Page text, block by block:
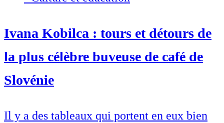
Ivana Kobilca : tours et détours de
la plus célèbre buveuse de café de
Slovénie
Il y a des tableaux qui portent en eux bien